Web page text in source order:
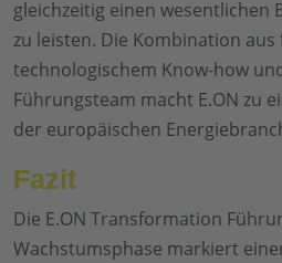
gleichzeitig einen wesentlichen
zu leisten. Die Kombination aus
technologischem Know-how
Führungsteam macht E.ON zu
der europäischen
Fazit
Die E.ON Transformation
Wachstumsphase markiert